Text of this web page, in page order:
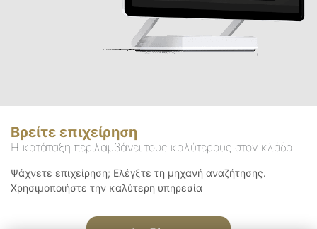
Βρείτε επιχείρηση
Η κατάταξη περιλαμβάνει τους καλύτερους στον κλάδο
Ψάχνετε επιχείρηση; Ελέγξτε τη μηχανή αναζήτησης.
Χρησιμοποιήστε την καλύτερη υπηρεσία